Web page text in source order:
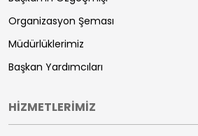
Organizasyon Şeması
Müdürlüklerimiz
Başkan Yardımcıları
HİZMETLERİMİZ